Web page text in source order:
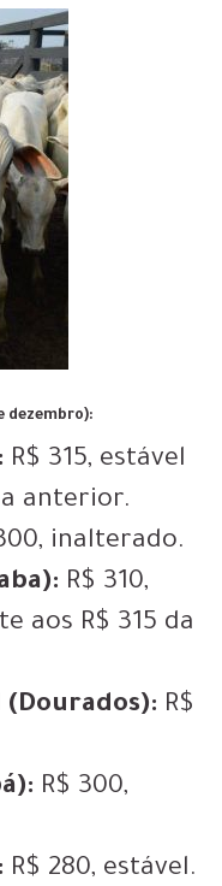
dezembro):
R$ 315, estável
anterior.
inalterado.
R$ 310,
aos R$ 315 da
(Dourados): R$
R$ 300,
R$ 280, estável.